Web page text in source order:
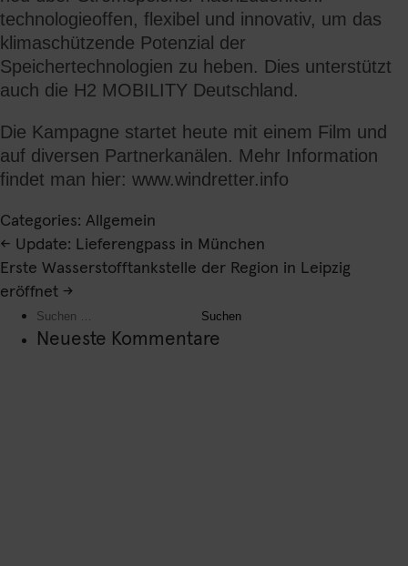
technologieoffen, flexibel und innovativ, um das
klimaschützende Potenzial der
Speichertechnologien zu heben. Dies unterstützt
auch die H2 MOBILITY Deutschland.
Die Kampagne startet heute mit einem Film und
auf diversen Partnerkanälen. Mehr Information
findet man hier: www.windretter.info
Categories: Allgemein
Beitragsnavigation
← Update: Lieferengpass in München
Erste Wasserstofftankstelle der Region in Leipzig
eröffnet →
Suchen
Neueste Kommentare